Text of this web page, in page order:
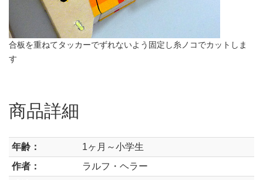
合板を重ねてタッカーでずれないよう固定し糸ノコでカットしま
す
商品詳細
年齢：
1ヶ月～小学生
作者：
ラルフ・ヘラー